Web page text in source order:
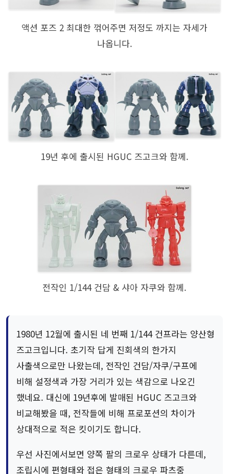
액션 포즈 2 최대한 꺾어주면 저정도 까지는 자세가
나옵니다.
19년 후에 출시된 HGUC 즈고크와 함께.
전작인 1/144 건담 & 샤아 자쿠와 함께.
1980년 12월에 출시된 네 번째 1/144 건프라는 양산형
즈고크입니다. 초기작 답게 진회색의 한가지
사출색으로만 나왔는데, 전작인 건담/자쿠/구프에
비해 설정색과 가장 거리가 있는 색감으로 나오긴
했네요. 대신에 19년후에 발매된 HGUC 즈고크와
비교해봤을 때, 전작들에 비해 프로포션의 차이가
상대적으로 적은 킷이기도 합니다.
우선 사진에서보면 양쪽 팔의 크로우 상태가 다른데,
조립시에 편형태와 접은 형태의 크로우 파츠중